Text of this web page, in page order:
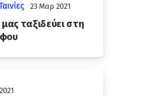
23 Μαρ 2021
ταξιδεύει στη